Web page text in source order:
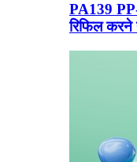
PA139
रिफिल करने